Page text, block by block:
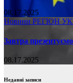
08.17.2025
Новини РЕГІОН
Завтра
08.17.2025
Недавні записи